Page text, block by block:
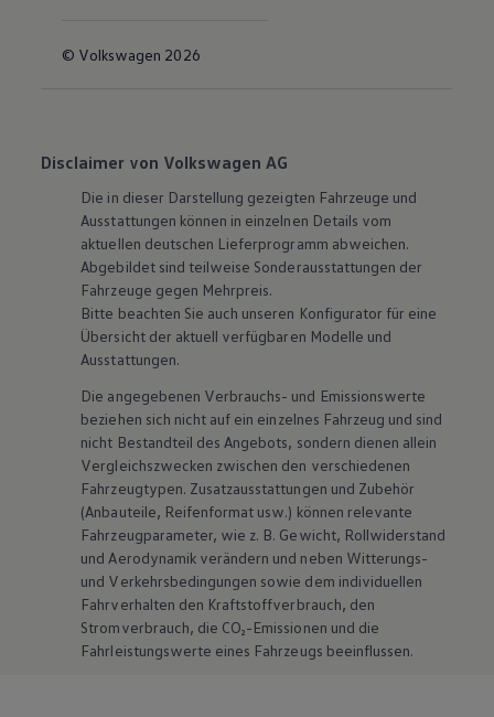
© Volkswagen 2026
Disclaimer von Volkswagen AG
Die in dieser Darstellung gezeigten Fahrzeuge und
Ausstattungen können in einzelnen Details vom
aktuellen deutschen Lieferprogramm abweichen.
Abgebildet sind teilweise Sonderausstattungen der
Fahrzeuge gegen Mehrpreis.
Bitte beachten Sie auch unseren Konfigurator für eine
Übersicht der aktuell verfügbaren Modelle und
Ausstattungen.
Die angegebenen Verbrauchs- und Emissionswerte
beziehen sich nicht auf ein einzelnes Fahrzeug und sind
nicht Bestandteil des Angebots, sondern dienen allein
Vergleichszwecken zwischen den verschiedenen
Fahrzeugtypen. Zusatzausstattungen und Zubehör
(Anbauteile, Reifenformat usw.) können relevante
Fahrzeugparameter, wie z. B. Gewicht, Rollwiderstand
und Aerodynamik verändern und neben Witterungs-
und Verkehrsbedingungen sowie dem individuellen
Fahrverhalten den Kraftstoffverbrauch, den
Stromverbrauch, die CO₂-Emissionen und die
Fahrleistungswerte eines Fahrzeugs beeinflussen.